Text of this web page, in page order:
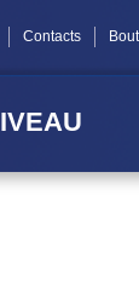
Contacts